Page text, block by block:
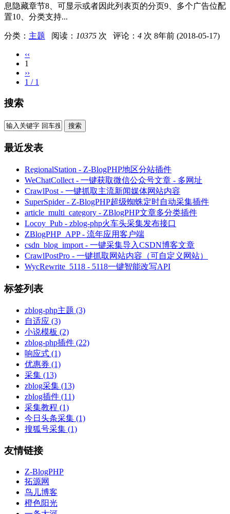
息隐藏章节8、可显示或者因此列表页的分页9、多个广告位配
置10、分类支持...
分类： 主题 阅读： 10375 次 评论： 4 次 8年前 (2018-05-17)
‹‹
1
››
1 / 1
搜索
最近发表
RegionalStation - Z-BlogPHP地区分站插件
WeChatCollect - 一键获取微信公众号文章 - 多网址
CrawlPost - 一键抓取主流新闻媒体网站内容
SuperSpider - Z-BlogPHP超级蜘蛛定时自动采集插件
article_multi_category - ZBlogPHP文章多分类插件
Locoy_Pub - zblog-php火车头采集发布接口
ZBlogPHP_APP - 流年应用客户端
csdn_blog_import - 一键采集导入CSDN博客文章
CrawlPostPro - 一键抓取网站内容（可自定义网站）
WycRewrite_5118 - 5118一键智能改写API
标签列表
zblog-php主题 (3)
自适应 (3)
小说模板 (2)
zblog-php插件 (22)
响应式 (1)
优惠券 (1)
采集 (13)
zblog采集 (13)
zblog插件 (11)
采集教程 (1)
今日头条采集 (1)
搜狐号采集 (1)
友情链接
Z-BlogPHP
拓源网
鸟儿博客
橙色阳光